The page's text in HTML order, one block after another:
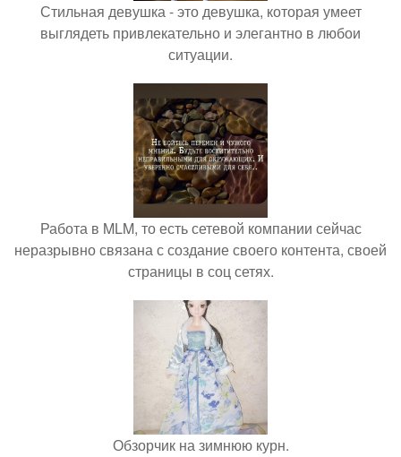
Стильная девушка - это девушка, которая умеет
выглядеть привлекательно и элегантно в любои
ситуации.
Работа в MLM, то есть сетевой компании сейчас
неразрывно связана с создание своего контента, своей
страницы в соц сетях.
Обзорчик на зимнюю курн.